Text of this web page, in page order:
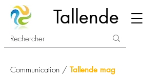
Tallende
Communication / Tallende mag